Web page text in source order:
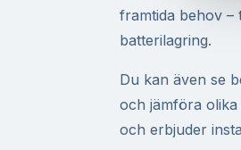
framtida behov –
batterilagring.
Du kan även se
och jämföra
och erbjuder